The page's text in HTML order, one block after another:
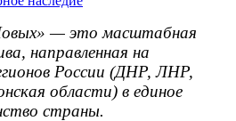
— это масштабная
направленная на
России (ДНР, ЛНР,
области) в единое
страны.